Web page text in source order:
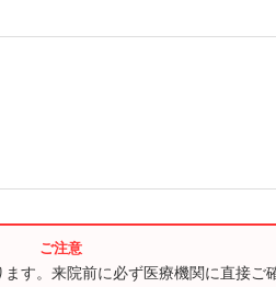
す。来院前に必ず医療機関に直接ご